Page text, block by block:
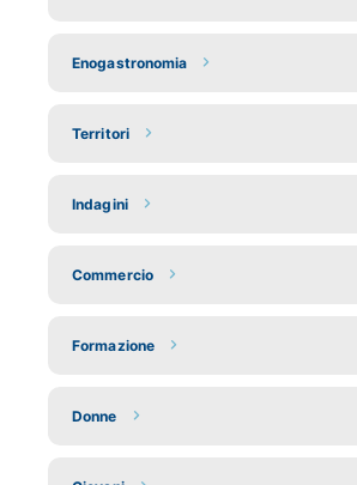
Enogastronomia
Territori
Indagini
Commercio
Formazione
Donne